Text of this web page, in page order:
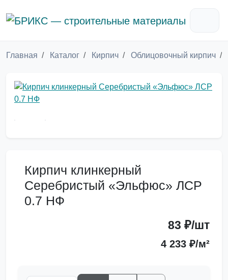
Главная Каталог Кирпич Облицовочный кирпич
Кирпич клинкерный
Серебристый «Эльфюс» ЛСР
0.7 НФ
83 ₽/шт
4 233 ₽/м²